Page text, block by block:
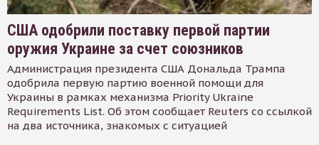
США одобрили поставку первой партии
оружия Украине за счет союзников
Администрация президента США Дональда Трампа
одобрила первую партию военной помощи для
Украины в рамках механизма Priority Ukraine
Requirements List. Об этом сообщает Reuters со ссылкой
на два источника, знакомых с ситуацией